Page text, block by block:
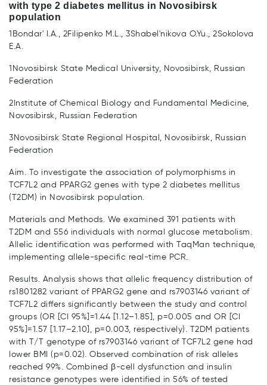
with type 2 diabetes mellitus in Novosibirsk
population
1Bondar' I.A., 2Filipenko M.L., 3Shabel'nikova O.Yu., 2Sokolova
E.A.
1Novosibirsk State Medical University, Novosibirsk, Russian
Federation
2Institute of Chemical Biology and Fundamental Medicine,
Novosibirsk, Russian Federation
3Novosibirsk State Regional Hospital, Novosibirsk, Russian
Federation
Aim. To investigate the association of polymorphisms in
TCF7L2 and PPARG2 genes with type 2 diabetes mellitus
(T2DM) in Novosibirsk population.
Materials and Methods. We examined 391 patients with
T2DM and 556 individuals with normal glucose metabolism.
Allelic identification was performed with TaqMan technique,
implementing allele-specific real-time PCR.
Results. Analysis shows that allelic frequency distribution of
rs1801282 variant of PPARG2 gene and rs7903146 variant of
TCF7L2 differs significantly between the study and control
groups (OR [CI 95%]=1.44 [1.12–1.85], p=0.005 and OR [CI
95%]=1.57 [1.17–2.10], p=0.003, respectively). T2DM patients
with T/T genotype of rs7903146 variant of TCF7L2 gene had
lower BMI (p=0.02). Observed combination of risk alleles
reached 99%. Combined β-cell dysfunction and insulin
resistance genotypes were identified in 56% of tested